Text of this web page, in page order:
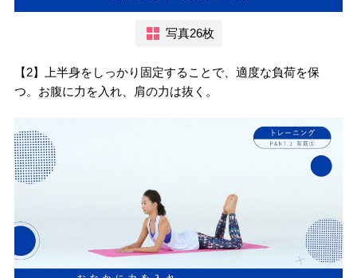
写真26枚
【2】上半身をしっかり固定することで、適度な負荷を保
つ。お腹に力を入れ、肩の力は抜く。